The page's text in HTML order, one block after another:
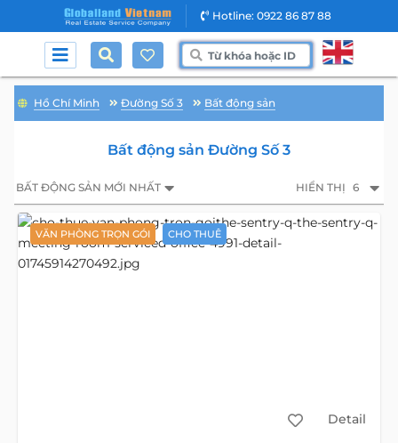
Hotline: 0922 86 87 88
Hồ Chí Minh Đường Số 3 Bất động sản
Bất động sản Đường Số 3
BẤT ĐỘNG SẢN MỚI NHẤT HIỂN THỊ 6
VĂN PHÒNG TRỌN GÓI CHO THUÊ
Detail